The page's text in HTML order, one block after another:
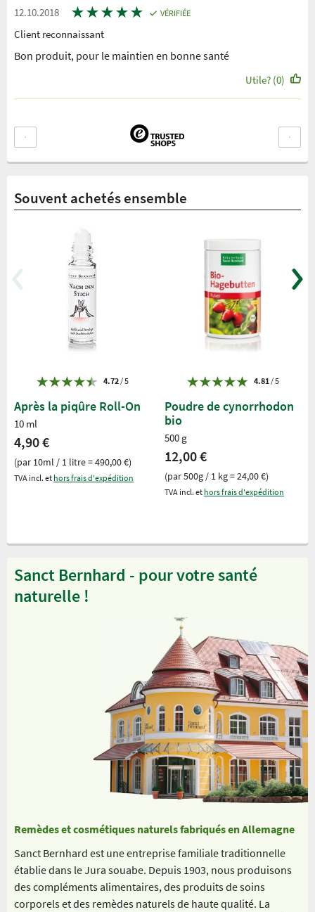
12.10.2018 ★★★★★ VÉRIFIÉE
Client reconnaissant
Bon produit, pour le maintien en bonne santé
Utile? (0)
Souvent achetés ensemble
4.72/ 5
Après la piqûre Roll-On
10 ml
4,90 €
(par 10ml / 1 litre = 490,00 €)
TVA incl. et hors frais d'expédition
4.81/ 5
Poudre de cynorrhodon
bio
500 g
12,00 €
(par 500g / 1 kg = 24,00 €)
TVA incl. et hors frais d'expédition
Sanct Bernhard - pour votre santé
naturelle !
Remèdes et cosmétiques naturels fabriqués en Allemagne
Sanct Bernhard est une entreprise familiale traditionnelle
établie dans le Jura souabe. Depuis 1903, nous produisons
des compléments alimentaires, des produits de soins
corporels et des remèdes naturels de haute qualité. La